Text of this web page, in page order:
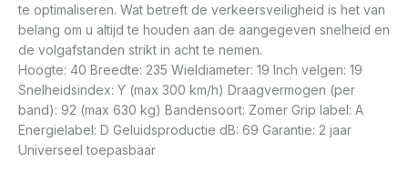
te optimaliseren. Wat betreft de verkeersveiligheid is het van
belang om u altijd te houden aan de aangegeven snelheid en
de volgafstanden strikt in acht te nemen.
Hoogte: 40 Breedte: 235 Wieldiameter: 19 Inch velgen: 19
Snelheidsindex: Y (max 300 km/h) Draagvermogen (per
band): 92 (max 630 kg) Bandensoort: Zomer Grip label: A
Energielabel: D Geluidsproductie dB: 69 Garantie: 2 jaar
Universeel toepasbaar